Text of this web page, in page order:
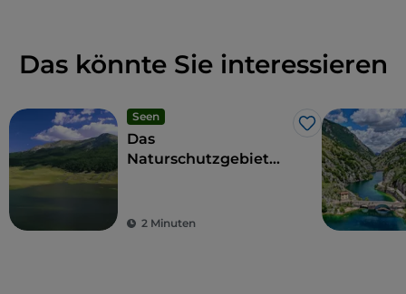
Das könnte Sie interessieren
Seen
Like
Das
Naturschutzgebiet
und Wassersport
2 Minuten